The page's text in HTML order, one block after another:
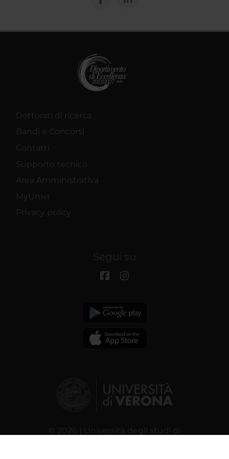
Dottorati di ricerca
Bandi e Concorsi
Contatti
Supporto tecnico
Area Amministrativa
MyUnivr
Privacy policy
Segui su
© 2026 | Università degli studi di